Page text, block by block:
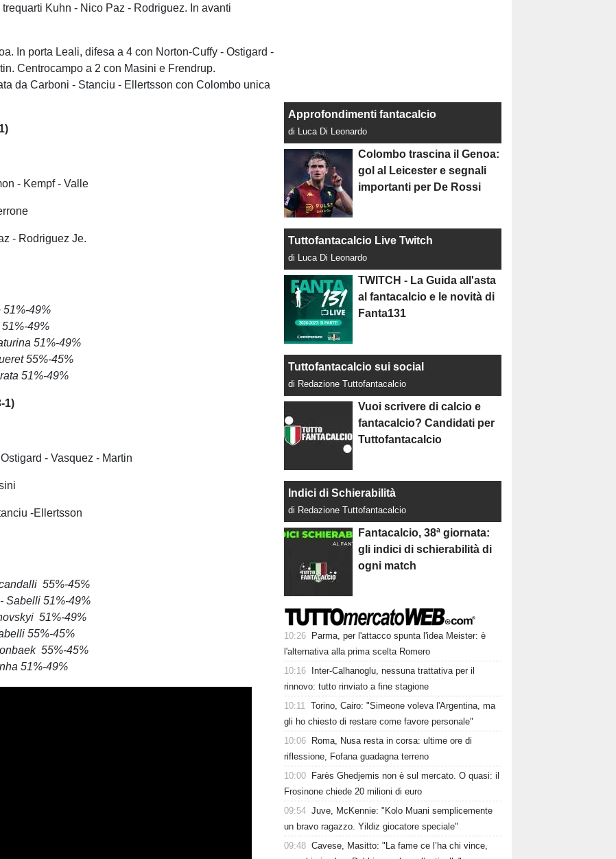
Kuhn - Nico Paz - Rodriguez. In avanti
In porta Leali, difesa a 4 con Norton-Cuffy - Ostigard -
Centrocampo a 2 con Masini e Frendrup.
da Carboni - Stanciu - Ellertsson con Colombo unica
- Kempf - Valle
- Rodriguez Je.
51%-49%
49%
51%-49%
55%-45%
51%-49%
1)
- Vasquez - Martin
-Ellertsson
55%-45%
Sabelli 51%-49%
51%-49%
55%-45%
55%-45%
51%-49%
Approfondimenti fantacalcio
di Luca Di Leonardo
Colombo trascina il Genoa:
gol al Leicester e segnali
importanti per De Rossi
Tuttofantacalcio Live Twitch
di Luca Di Leonardo
TWITCH - La Guida all'asta
al fantacalcio e le novità di
Fanta131
Tuttofantacalcio sui social
di Redazione Tuttofantacalcio
Vuoi scrivere di calcio e
fantacalcio? Candidati per
Tuttofantacalcio
Indici di Schierabilità
di Redazione Tuttofantacalcio
Fantacalcio, 38ª giornata:
gli indici di schierabilità di
ogni match
10:26
Parma, per l'attacco spunta l'idea Meister: è
l'alternativa alla prima scelta Romero
10:16
Inter-Calhanoglu, nessuna trattativa per il
rinnovo: tutto rinviato a fine stagione
10:11 Torino, Cairo: "Simeone voleva l'Argentina, ma
gli ho chiesto di restare come favore personale"
10:06
Roma, Nusa resta in corsa: ultime ore di
riflessione, Fofana guadagna terreno
10:00
Farès Ghedjemis non è sul mercato. O quasi: il
Frosinone chiede 20 milioni di euro
09:54 Juve, McKennie: "Kolo Muani semplicemente
un bravo ragazzo. Yildiz giocatore speciale"
09:48 Cavese, Masitto: "La fame ce l’ha chi vince,